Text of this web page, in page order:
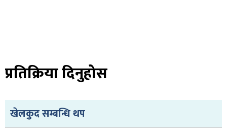
प्रतिक्रिया दिनुहोस
खेलकुद सम्बन्धि थप